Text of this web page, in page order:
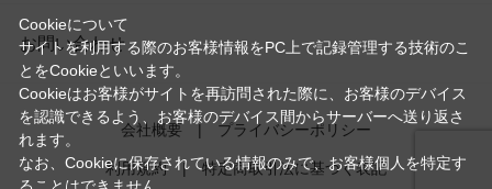
お問い合わせ
会社概要 プライバシーポリシー
利用規約 特定商取引法に基づく表記
Cookieについて
サイトを利用する際のお客様情報をPC上で記録管理する技術のこ
とをCookieといいます。
Cookieはお客様がサイトを再訪問された際に、お客様のデバイス
を認識できるよう、お客様のデバイス間からサーバーへ送り返さ
れます。
なお、Cookieに保存されている情報のみで、お客様個人を特定す